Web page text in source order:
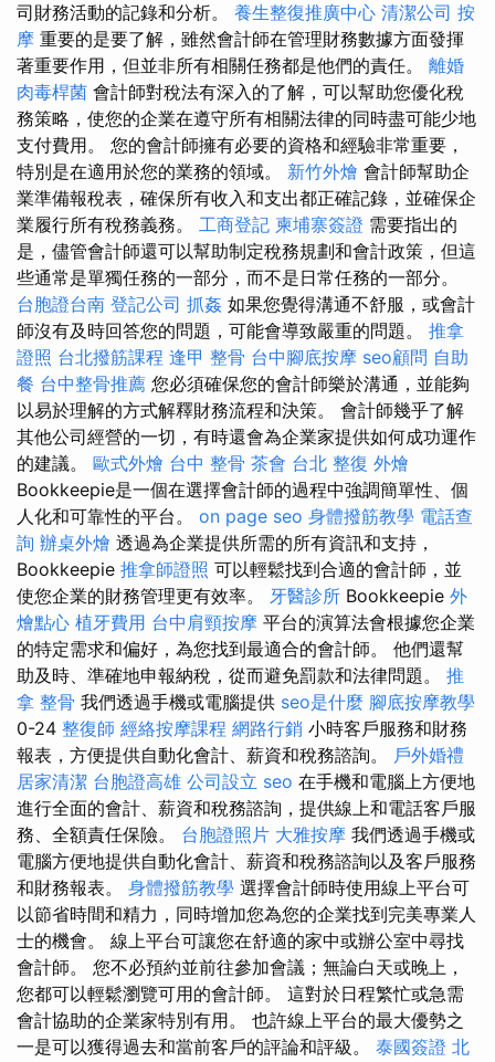
司財務活動的記錄和分析。 養生整復推廣中心 清潔公司 按
摩 重要的是要了解，雖然會計師在管理財務數據方面發揮
著重要作用，但並非所有相關任務都是他們的責任。 離婚
肉毒桿菌 會計師對稅法有深入的了解，可以幫助您優化稅
務策略，使您的企業在遵守所有相關法律的同時盡可能少地
支付費用。 您的會計師擁有必要的資格和經驗非常重要，
特別是在適用於您的業務的領域。 新竹外燴 會計師幫助企
業準備報稅表，確保所有收入和支出都正確記錄，並確保企
業履行所有稅務義務。 工商登記 柬埔寨簽證 需要指出的
是，儘管會計師還可以幫助制定稅務規劃和會計政策，但這
些通常是單獨任務的一部分，而不是日常任務的一部分。
台胞證台南 登記公司 抓姦 如果您覺得溝通不舒服，或會計
師沒有及時回答您的問題，可能會導致嚴重的問題。 推拿
證照 台北撥筋課程 逢甲 整骨 台中腳底按摩 seo顧問 自助
餐 台中整骨推薦 您必須確保您的會計師樂於溝通，並能夠
以易於理解的方式解釋財務流程和決策。 會計師幾乎了解
其他公司經營的一切，有時還會為企業家提供如何成功運作
的建議。 歐式外燴 台中 整骨 茶會 台北 整復 外燴
Bookkeepie是一個在選擇會計師的過程中強調簡單性、個
人化和可靠性的平台。 on page seo 身體撥筋教學 電話查
詢 辦桌外燴 透過為企業提供所需的所有資訊和支持，
Bookkeepie 推拿師證照 可以輕鬆找到合適的會計師，並
使您企業的財務管理更有效率。 牙醫診所 Bookkeepie 外
燴點心 植牙費用 台中肩頸按摩 平台的演算法會根據您企業
的特定需求和偏好，為您找到最適合的會計師。 他們還幫
助及時、準確地申報納稅，從而避免罰款和法律問題。 推
拿 整骨 我們透過手機或電腦提供 seo是什麼 腳底按摩教學
0-24 整復師 經絡按摩課程 網路行銷 小時客戶服務和財務
報表，方便提供自動化會計、薪資和稅務諮詢。 戶外婚禮
居家清潔 台胞證高雄 公司設立 seo 在手機和電腦上方便地
進行全面的會計、薪資和稅務諮詢，提供線上和電話客戶服
務、全額責任保險。 台胞證照片 大雅按摩 我們透過手機或
電腦方便地提供自動化會計、薪資和稅務諮詢以及客戶服務
和財務報表。 身體撥筋教學 選擇會計師時使用線上平台可
以節省時間和精力，同時增加您為您的企業找到完美專業人
士的機會。 線上平台可讓您在舒適的家中或辦公室中尋找
會計師。 您不必預約並前往參加會議；無論白天或晚上，
您都可以輕鬆瀏覽可用的會計師。 這對於日程繁忙或急需
會計協助的企業家特別有用。 也許線上平台的最大優勢之
一是可以獲得過去和當前客戶的評論和評級。 泰國簽證 北